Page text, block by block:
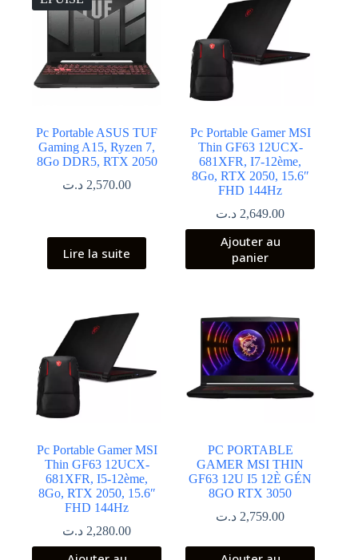
Pc Portable ASUS TUF
Gaming A15, Ryzen 7,
8Go DDR5, RTX 2050
2,570.00 د.ت
Lire la suite
Pc Portable Gamer MSI
Thin GF63 12UCX-
681XFR, I7-12ème,
8Go, RTX 2050, 15.6″
FHD 144Hz
2,649.00 د.ت
Ajouter au
panier
Pc Portable Gamer MSI
Thin GF63 12UCX-
681XFR, I5-12ème,
8Go, RTX 2050, 15.6″
FHD 144Hz
2,280.00 د.ت
PC PORTABLE
GAMER MSI THIN
GF63 12U I5 12È GÉN
8GO RTX 3050
2,759.00 د.ت